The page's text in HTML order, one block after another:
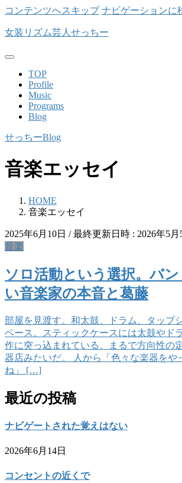
コンテンツへスキップ ナビゲーションに
女装リズム芸人せっちー
TOP
Profile
Music
Programs
Blog
せっちーBlog
音楽エッセイ
HOME
音楽エッセイ
2025年6月10日 / 最終更新日時 : 2026年5月
音楽
ソロ活動という選択。バ
い音楽家の本音と葛藤
部屋を見渡す。和太鼓、ドラム、タップ
ベース。スティックケースには太鼓やド
作に突っ込まれている。まるで方向性の
器店みたいだ。 人から「色々な楽器をや
ね」 […]
最近の投稿
ナビゲートされた覚えはない
2026年6月14日
コンセントの近くで